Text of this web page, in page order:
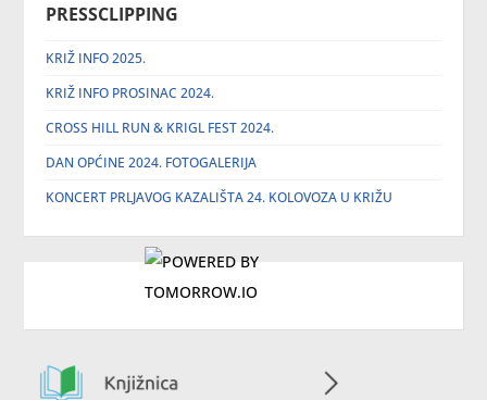
PRESSCLIPPING
KRIŽ INFO 2025.
KRIŽ INFO PROSINAC 2024.
CROSS HILL RUN & KRIGL FEST 2024.
DAN OPĆINE 2024. FOTOGALERIJA
KONCERT PRLJAVOG KAZALIŠTA 24. KOLOVOZA U KRIŽU